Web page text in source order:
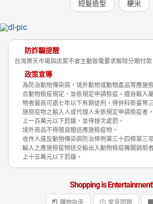
短髮造型 粳米
防詐騙提醒
台灣樂天市場與店家不會主動致電要求解除分期付款
政策宣導
為防治動物傳染病，境外動物或動物產品等應施
合動物檢疫規定，並依規定申請檢疫。擅自輸入
物者最高可處七年以下有期徒刑，得併科新臺幣
施檢疫物之輸入人或代理人未依規定申請檢疫者
上一百萬元以下罰鍰，並得按次處罰。
境外商品不得隨貨贈送應施檢疫物。
收件人違反動物傳染病防治條例第三十四條第三
輸入之應施檢疫物送交輸出入動物檢疫機關銷燬
上十五萬元以下罰鍰。
Shopping is Entertainment!
購物指南 常見問題